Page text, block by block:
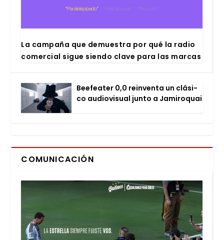
La cam­pa­ña que demues­tra por qué la radio
comer­cial sigue sien­do cla­ve para las mar­cas
Bee­fea­ter 0,0 rein­ven­ta un clá­si­
co audio­vi­sual jun­to a Jami­ro­quai
COMUNICACIÓN